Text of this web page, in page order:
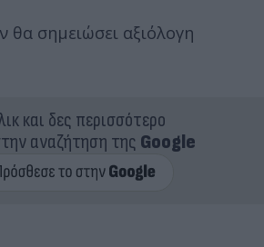
θα σημειώσει αξιόλογη
και δες περισσότερο
αναζήτηση της Google